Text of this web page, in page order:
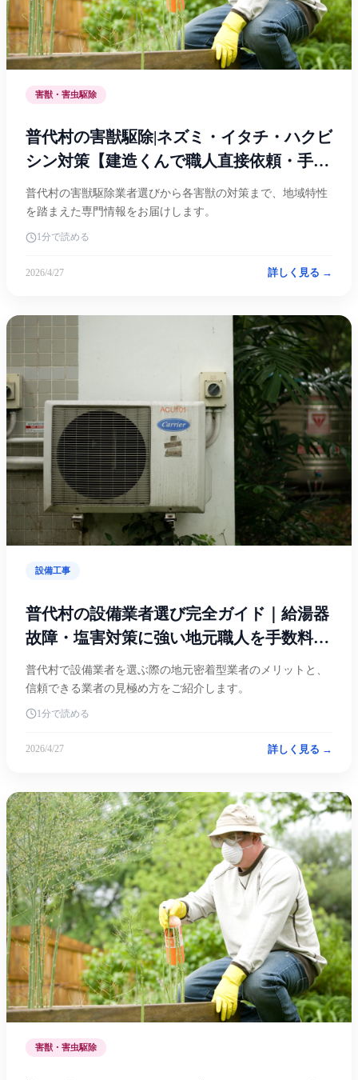
害獣・害虫駆除
普代村の害獣駆除|ネズミ・イタチ・ハクビ
シン対策【建造くんで職人直接依頼・手数
料0円】
普代村の害獣駆除業者選びから各害獣の対策まで、地域特性
を踏まえた専門情報をお届けします。
1分で読める
2026/4/27 詳しく見る →
設備工事
普代村の設備業者選び完全ガイド｜給湯器
故障・塩害対策に強い地元職人を手数料無
料で探す方法
普代村で設備業者を選ぶ際の地元密着型業者のメリットと、
信頼できる業者の見極め方をご紹介します。
1分で読める
2026/4/27 詳しく見る →
害獣・害虫駆除